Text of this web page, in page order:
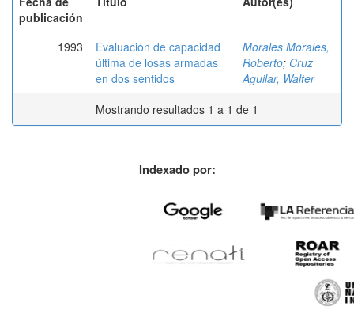
publicación
1993
Evaluación de capacidad
última de losas armadas
en dos sentidos
Morales Morales,
Roberto; Cruz
Aguilar, Walter
Mostrando resultados 1 a 1 de 1
Indexado por: